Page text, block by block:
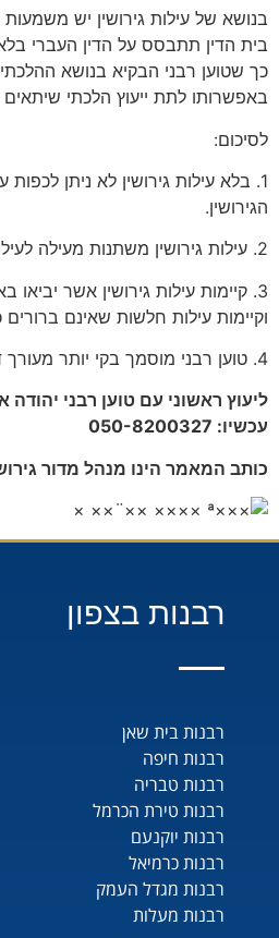
בנושא של עילות גירושין יש
בית הדין תתבסס על הדין העברי
כך שטוען רבני הבקיא בנושא ההלכתי
באפשרותו לתת ייעוץ הלכתי
לסיכום:
1. בלא עילות גירושין לא ניתן
הגירושין.
2. עילות גירושין משתנות מעילה לעילה בצורך להתראה.
3. קיימות עילות גירושין אשר יביאו
וקיימות עילות חלשות שאינם ברורים
4. טוען רבני מוסמך בקי יותר מעורך דין בעילות הגירושין.
ליעוץ ראשוני עם טוען רבני
עכשיו: 050-8200327
כותב המאמר הינו מנהל מדור
רבנות בצפון
רבנות בית שאן
רבנות חיפה
רבנות טבריה
רבנות טירת הכרמל
רבנות יוקנעם
רבנות כרמיאל
רבנות מגדל העמק
רבנות מעלות